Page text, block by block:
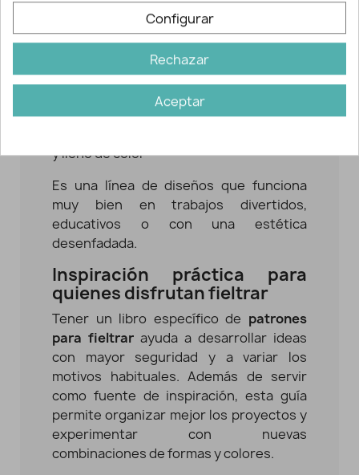
Personalizar bolsos, estuches o
mochilas
Crear aplicaciones decorativas, parches
o broches
Añadir detalles originales a cojines,
mantas o piezas del hogar
y lleno de color
Es una línea de diseños que funciona
muy bien en trabajos divertidos,
educativos o con una estética
desenfadada.
Inspiración práctica para
quienes disfrutan fieltrar
Tener un libro específico de patrones
para fieltrar ayuda a desarrollar ideas
con mayor seguridad y a variar los
motivos habituales. Además de servir
como fuente de inspiración, esta guía
permite organizar mejor los proyectos y
experimentar con nuevas
combinaciones de formas y colores.
Configurar
Rechazar
Aceptar